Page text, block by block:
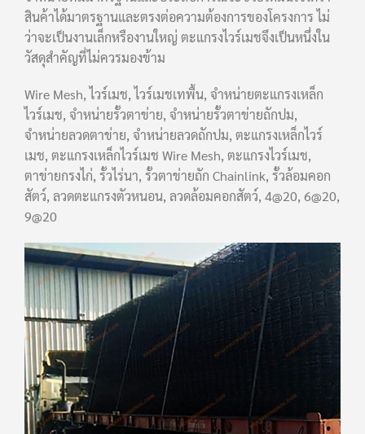
สินค้าได้มาตรฐานและตรงต่อความต้องการของโครงการ ไม่
ว่าจะเป็นงานเล็กหรืองานใหญ่ ตะแกรงไวร์เมชจึงเป็นหนึ่งใน
วัสดุสำคัญที่ไม่ควรมองข้าม
Wire Mesh, ไวร์เมช, ไวร์เมชเทพื้น, จำหน่ายตะแกรงเหล็ก
ไวร์เมช, จำหน่ายรั้วตาข่าย, จำหน่ายรั้วตาข่ายถักปม,
จำหน่ายลวดตาข่าย, จำหน่ายลวดถักปม, ตะแกรงเหล็กไวร์
เมช, ตะแกรงเหล็กไวร์เมช Wire Mesh, ตะแกรงไวร์เมช,
ตาข่ายกรงไก่, รั้วไร่นา, รั้วตาข่ายถัก Chainlink, รั้วล้อมคอก
สัตว์, ลวดตะแกรงตัวหนอน, ลวดล้อมคอกสัตว์, 4@20, 6@20,
9@20